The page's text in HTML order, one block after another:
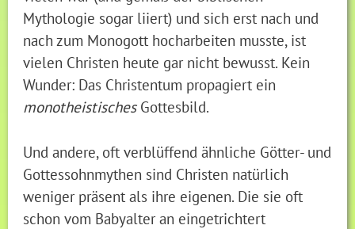
Mythologie sogar liiert) und sich erst nach und
nach zum Monogott hocharbeiten musste, ist
vielen Christen heute gar nicht bewusst. Kein
Wunder: Das Christentum propagiert ein
monotheistischesGottesbild.
Und andere, oft verblüffend ähnliche Götter- und
Gottessohnmythen sind Christen natürlich
weniger präsent als ihre eigenen. Die sie oft
schon vom Babyalter an eingetrichtert